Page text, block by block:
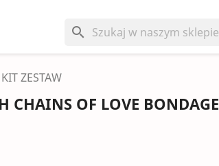
search
ZESTAW
CHAINS OF LOVE BONDAGE